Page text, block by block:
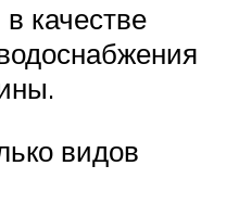
качестве
видов